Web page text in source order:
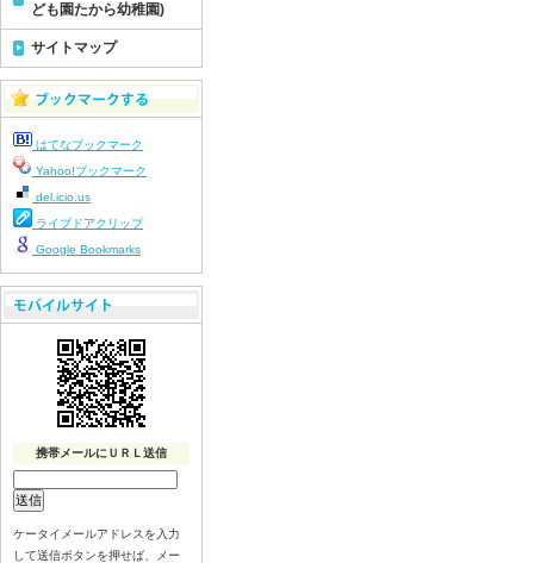
ども園たから幼稚園)
サイトマップ
はてなブックマーク
Yahoo!ブックマーク
del.icio.us
ライブドアクリップ
Google Bookmarks
携帯メールにＵＲＬ送信
ケータイメールアドレスを入力
して送信ボタンを押せば、メー